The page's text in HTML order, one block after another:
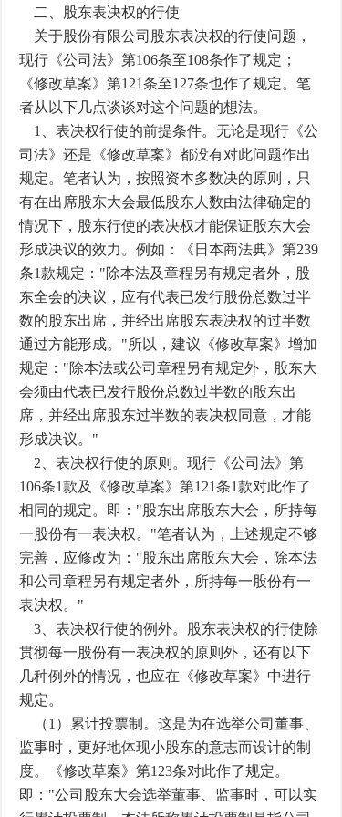
二、股东表决权的行使
关于股份有限公司股东表决权的行使问题，
现行《公司法》第106条至108条作了规定；
《修改草案》第121条至127条也作了规定。笔
者从以下几点谈谈对这个问题的想法。
1、表决权行使的前提条件。无论是现行《公
司法》还是《修改草案》都没有对此问题作出
规定。笔者认为，按照资本多数决的原则，只
有在出席股东大会最低股东人数由法律确定的
情况下，股东行使的表决权才能保证股东大会
形成决议的效力。例如：《日本商法典》第239
条1款规定："除本法及章程另有规定者外，股
东全会的决议，应有代表已发行股份总数过半
数的股东出席，并经出席股东表决权的过半数
通过方能形成。"所以，建议《修改草案》增加
规定："除本法或公司章程另有规定外，股东大
会须由代表已发行股份总数过半数的股东出
席，并经出席股东过半数的表决权同意，才能
形成决议。"
2、表决权行使的原则。现行《公司法》第
106条1款及《修改草案》第121条1款对此作了
相同的规定。即："股东出席股东大会，所持每
一股份有一表决权。"笔者认为，上述规定不够
完善，应修改为："股东出席股东大会，除本法
和公司章程另有规定者外，所持每一股份有一
表决权。"
3、表决权行使的例外。股东表决权的行使除
贯彻每一股份有一表决权的原则外，还有以下
几种例外的情况，也应在《修改草案》中进行
规定。
（1）累计投票制。这是为在选举公司董事、
监事时，更好地体现小股东的意志而设计的制
度。《修改草案》第123条对此作了规定。
即："公司股东大会选举董事、监事时，可以实